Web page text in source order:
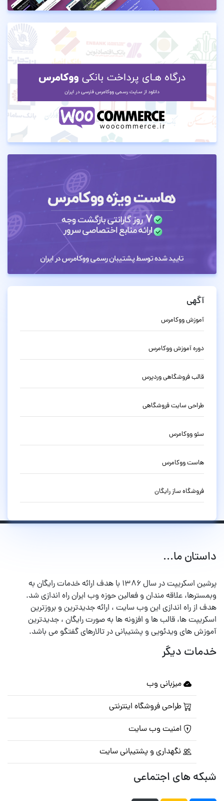
آگهی
آموزش ووکامرس
دوره آموزش ووکامرس
قالب فروشگاهی وردپرس
طراحی سایت فروشگاهی
سئو ووکامرس
هاست ووکامرس
فروشگاه ساز رایگان
داستان ما...
پرشین اسکریپت در سال ۱۳۸۶ با هدف ارائه خدمات رایگان به
وبمسترها، علاقه مندان و فعالین حوزه وب ایران راه اندازی شد.
هدف از راه اندازی این وب سایت ، ارائه جدیدترین و بروزترین
اسکریپت ها، قالب ها و افزونه ها به صورت رایگان ، جدیدترین
آموزش های ویدئویی و پشتیبانی در تالارهای گفتگو می باشد.
خدمات دیگر
میزبانی وب
طراحی فروشگاه اینترنتی
امنیت وب سایت
نگهداری و پشتیبانی سایت
شبکه های اجتماعی